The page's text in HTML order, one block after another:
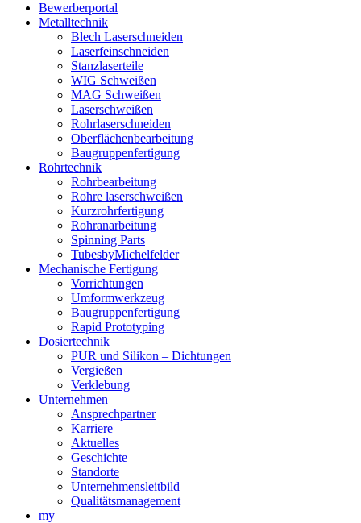
Bewerberportal
Metalltechnik
Blech Laserschneiden
Laserfeinschneiden
Stanzlaserteile
WIG Schweißen
MAG Schweißen
Laserschweißen
Rohrlaserschneiden
Oberflächenbearbeitung
Baugruppenfertigung
Rohrtechnik
Rohrbearbeitung
Rohre laserschweißen
Kurzrohrfertigung
Rohranarbeitung
Spinning Parts
TubesbyMichelfelder
Mechanische Fertigung
Vorrichtungen
Umformwerkzeug
Baugruppenfertigung
Rapid Prototyping
Dosiertechnik
PUR und Silikon – Dichtungen
Vergießen
Verklebung
Unternehmen
Ansprechpartner
Karriere
Aktuelles
Geschichte
Standorte
Unternehmensleitbild
Qualitätsmanagement
my